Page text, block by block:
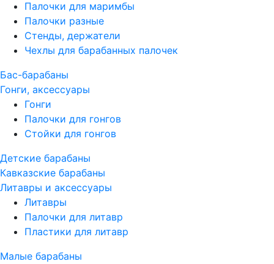
Палочки для маримбы
Палочки разные
Стенды, держатели
Чехлы для барабанных палочек
Бас-барабаны
Гонги, аксессуары
Гонги
Палочки для гонгов
Стойки для гонгов
Детские барабаны
Кавказские барабаны
Литавры и аксессуары
Литавры
Палочки для литавр
Пластики для литавр
Малые барабаны